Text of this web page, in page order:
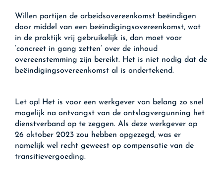
Willen partijen de arbeidsovereenkomst beëindigen
door middel van een beëindigingsovereenkomst, wat
in de praktijk vrij gebruikelijk is, dan moet voor
‘concreet in gang zetten’ over de inhoud
overeenstemming zijn bereikt. Het is niet nodig dat de
beëindigingsovereenkomst al is ondertekend.
Let op! Het is voor een werkgever van belang zo snel
mogelijk na ontvangst van de ontslagvergunning het
dienstverband op te zeggen. Als deze werkgever op
26 oktober 2023 zou hebben opgezegd, was er
namelijk wel recht geweest op compensatie van de
transitievergoeding.